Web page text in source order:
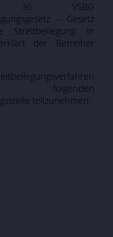
VSBG
– Gesetz
Streitbeilegung in
der Betreiber
teilzunehmen: